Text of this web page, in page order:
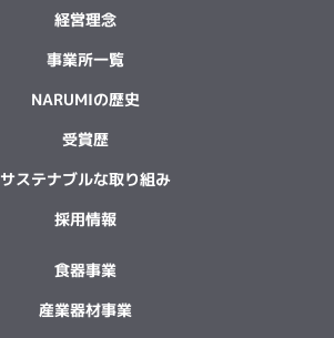
経営理念
事業所一覧
NARUMIの歴史
受賞歴
サステナブルな取り組み
採用情報
食器事業
産業器材事業